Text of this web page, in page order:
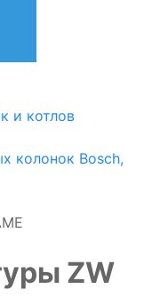
и котлов
колонок Bosch,
ZW